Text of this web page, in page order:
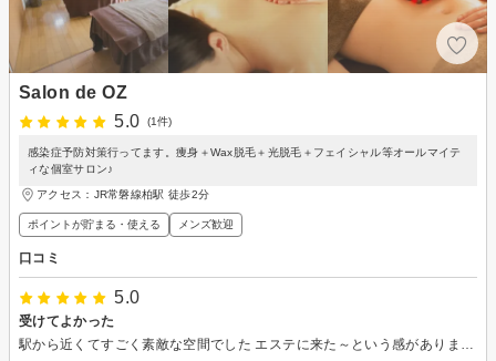
Salon de OZ
5.0
(1件)
感染症予防対策行ってます。痩身＋Wax脱毛＋光脱毛＋フェイシャル等オールマイテ
ィな個室サロン♪
アクセス：JR常磐線柏駅 徒歩2分
ポイントが貯まる・使える メンズ歓迎
口コミ
5.0
受けてよかった
駅から近くてすごく素敵な空間でした エステに来た～という感があります 施術も痛みはなく、温かくて心地よく、会話が弾んでいる間に終了です 施術は前後写真で見比べて結果がすぐ目で見れるので、結果として満足できます 次回も楽しみです